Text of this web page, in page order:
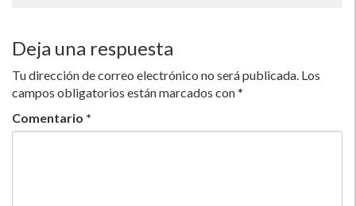
Deja una respuesta
Tu dirección de correo electrónico no será publicada. Los
campos obligatorios están marcados con*
Comentario *